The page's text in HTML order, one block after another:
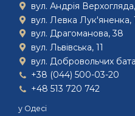
вул. Андрія
вул. Левка Лук'яненка,
вул. Драгоманова, 38
вул. Львівська, 11
вул. Добровольчих
+38 (044) 500-03-20
+48 513 720 742
у Одесі